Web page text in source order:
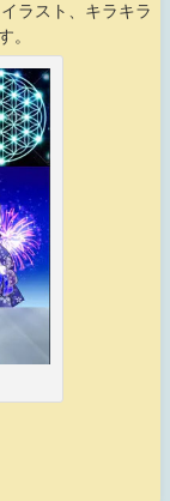
ラスト、キラキラ
。